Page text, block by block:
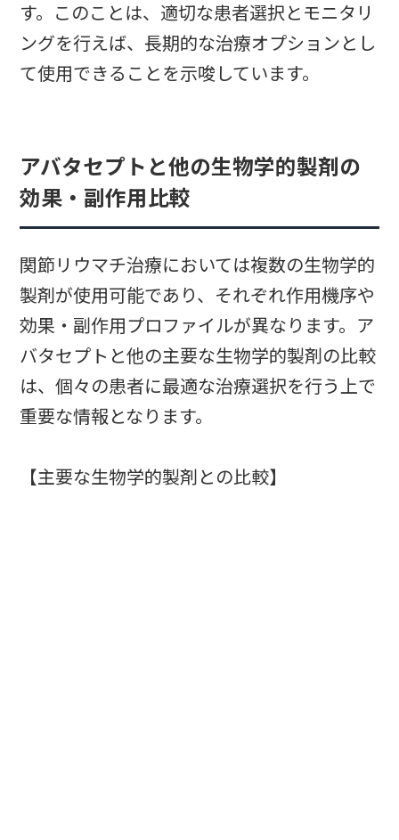
す。このことは、適切な患者選択とモニタリ
ングを行えば、長期的な治療オプションとし
て使用できることを示唆しています。
アバタセプトと他の生物学的製剤の
効果・副作用比較
関節リウマチ治療においては複数の生物学的
製剤が使用可能であり、それぞれ作用機序や
効果・副作用プロファイルが異なります。ア
バタセプトと他の主要な生物学的製剤の比較
は、個々の患者に最適な治療選択を行う上で
重要な情報となります。
【主要な生物学的製剤との比較】